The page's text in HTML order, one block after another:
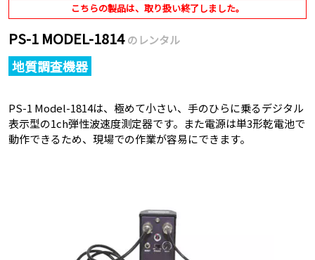
こちらの製品は、取り扱い終了しました。
PS-1 MODEL-1814 のレンタル
地質調査機器
PS-1 Model-1814は、極めて小さい、手のひらに乗るデジタル
表示型の1ch弾性波速度測定器です。また電源は単3形乾電池で
動作できるため、現場での作業が容易にできます。